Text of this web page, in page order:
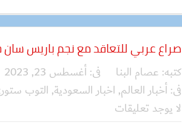
صراع عربي للتعاقد مع نجم باريس سان
كتبه: عصام البنا فى:أغسطس 23, 2023
فى:أخبار العالم, اخبار السعودية, التوب
لا يوجد تعليقات